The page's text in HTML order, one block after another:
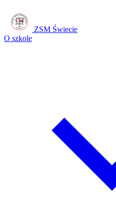
ZSM Świecie
O szkole